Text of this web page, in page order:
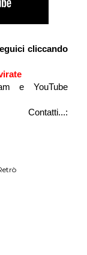
cliccando
e YouTube